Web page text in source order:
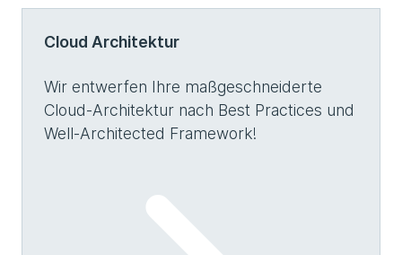
Cloud Architektur
Wir entwerfen Ihre maßgeschneiderte
Cloud-Architektur nach Best Practices und
Well-Architected Framework!